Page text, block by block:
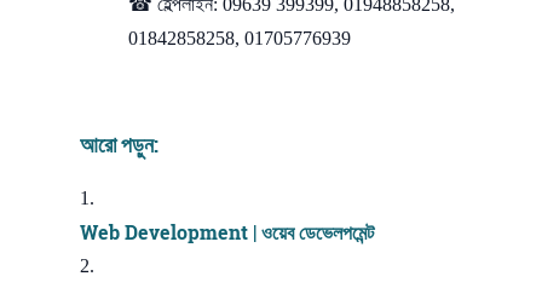
01842858258, 01705776939
আরো পড়ুন:
Web Development | ওয়েব ডেভেলপমেন্ট